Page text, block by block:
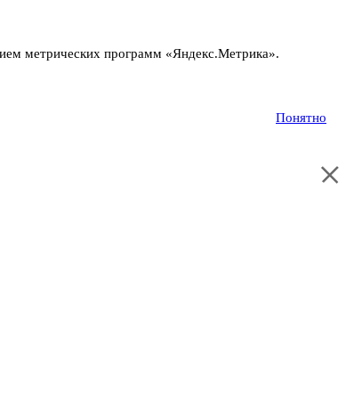
метрических программ «Яндекс.Метрика».
Понятно